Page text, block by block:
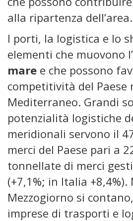
alla ripartenza dell’area.
I porti, la logistica e lo
elementi che muovono
mare e che possono
competitività del Paese
Mediterraneo. Grandi
potenzialità logistiche
meridionali servono il
merci del Paese pari a
tonnellate di merci
(+7,1%; in Italia +8,4%).
Mezzogiorno si
imprese di trasporti e